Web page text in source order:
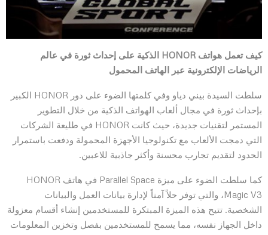
كيف تعمل هواتف
الذكية على إحداث ثورة في عالم
الرياضات الإلكترونية عبر الهاتف المحمول
سلطت السيدة بيني دياو وفي كلمتها الضوء على دور HONOR الكبير
بإحداث ثورة في مجال ألعاب الهواتف الذكية من خلال التطوير
المستمر لتقنيات جديدة، حيث كانت HONOR في طليعة الشركات
التي دمجت الألعاب مع تكنولوجيا الأجهزة المحمولة ودفعت باستمرار
الحدود لتقديم تجارب محسنة وأكثر جاذبية للاعبين.
كما سلطت الضوء على ميزة Parallel Space في هاتف HONOR
Magic V3، والتي توفر حلاً آمناً لإدارة بيانات العمل والبيانات
الشخصية. تتيح هذه الميزة المبتكرة للمستخدمين إنشاء أقسام معزولة
داخل الجهاز نفسه، مما يسمح للمستخدمين بفصل وتخزين المعلومات